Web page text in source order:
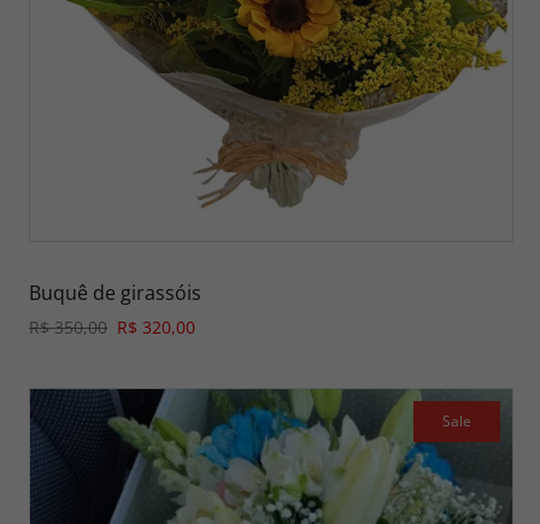
Buquê de girassóis
R$ 350,00 R$ 320,00
Sale